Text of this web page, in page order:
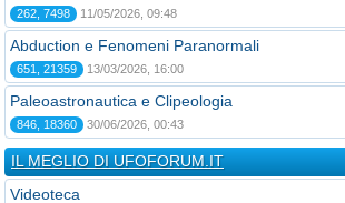
262, 7498 11/05/2026, 09:48
Abduction e Fenomeni Paranormali
651, 21359 13/03/2026, 16:00
Paleoastronautica e Clipeologia
846, 18360 30/06/2026, 00:43
IL MEGLIO DI UFOFORUM.IT
Videoteca